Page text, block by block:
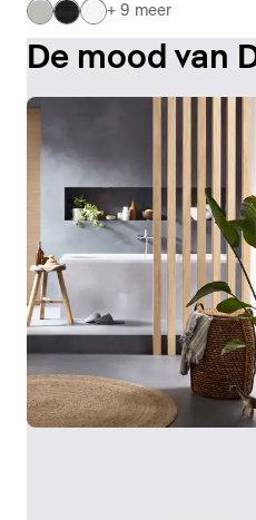
+ 9 meer
De mood van